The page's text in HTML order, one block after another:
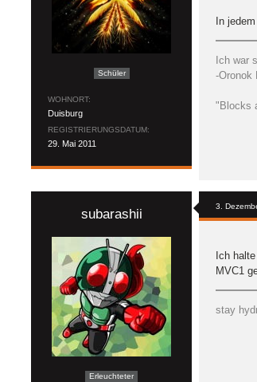
Schüler
WOHNORT
Duisburg
REGISTRIERUNGSDATUM
29. Mai 2011
In
Ich war
-Oronok
"Blocks
subarashii
Erleuchteter
3.
Ich
MVC1
stay